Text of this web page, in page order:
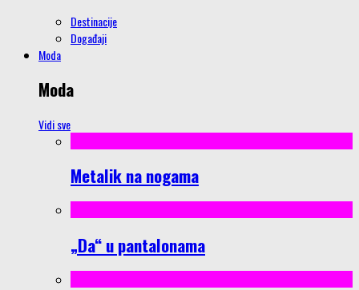
Destinacije
Događaji
Moda
Moda
Vidi sve
Metalik na nogama
„Da“ u pantalonama